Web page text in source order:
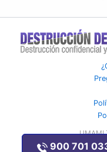
UMAMI
900 701